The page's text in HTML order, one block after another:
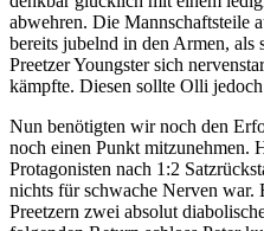
abwehren. Die Mannschaftsteile
bereits jubelnd in den Armen, als
Preetzer Youngster sich
kämpfte. Diesen sollte Olli
Nun benötigten wir noch den
noch einen Punkt mitzunehmen.
Protagonisten nach 1:2
nichts für schwache Nerven war.
Preetzern zwei absolut